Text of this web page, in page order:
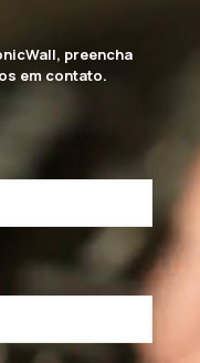
preencha
em contato.